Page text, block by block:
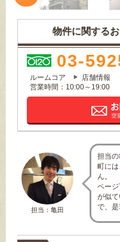
物件に関する
03-
ルームコア
店舗情報
営業時間：10:00～19:00
担当：亀田
担当
町に
ん。
ペー
が似
で、是